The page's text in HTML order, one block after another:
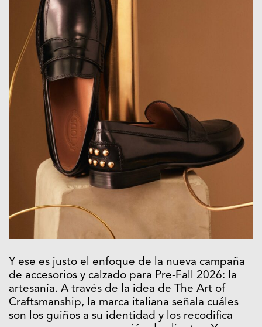
Y ese es justo el enfoque de la nueva campaña
de accesorios y calzado para Pre-Fall 2026: la
artesanía. A través de la idea de The Art of
Craftsmanship, la marca italiana señala cuáles
son los guiños a su identidad y los recodifica